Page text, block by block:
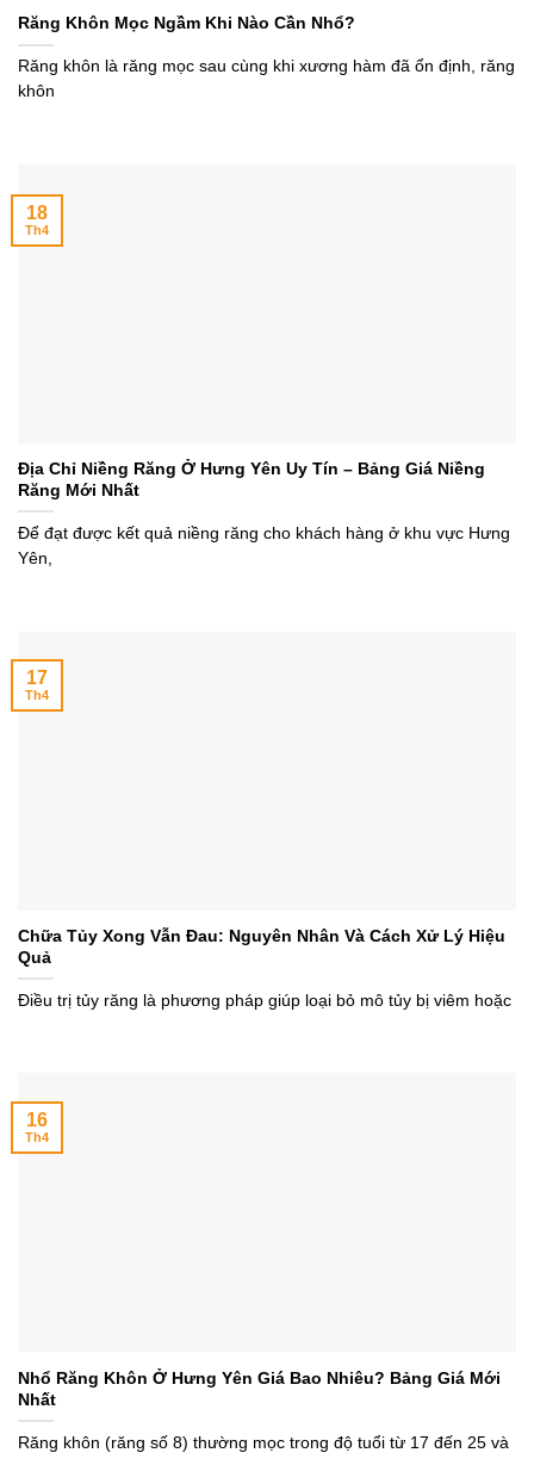
Răng Khôn Mọc Ngầm Khi Nào Cần Nhổ?
Răng khôn là răng mọc sau cùng khi xương hàm đã ổn định, răng
khôn
Địa Chỉ Niềng Răng Ở Hưng Yên Uy Tín – Bảng Giá Niềng
Răng Mới Nhất
Để đạt được kết quả niềng răng cho khách hàng ở khu vực Hưng
Yên,
18
Th4
Chữa Tủy Xong Vẫn Đau: Nguyên Nhân Và Cách Xử Lý Hiệu
Quả
Điều trị tủy răng là phương pháp giúp loại bỏ mô tủy bị viêm hoặc
17
Th4
Nhổ Răng Khôn Ở Hưng Yên Giá Bao Nhiêu? Bảng Giá Mới
Nhất
Răng khôn (răng số 8) thường mọc trong độ tuổi từ 17 đến 25 và
16
Th4